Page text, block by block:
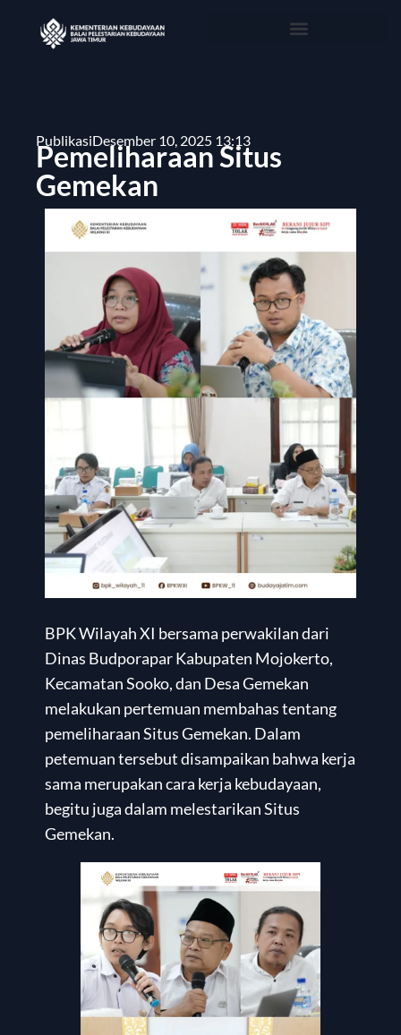
PublikasiDesember 10, 2025 13:13
Pemeliharaan Situs
Gemekan
BPK Wilayah XI bersama perwakilan dari
Dinas Budporapar Kabupaten Mojokerto,
Kecamatan Sooko, dan Desa Gemekan
melakukan pertemuan membahas tentang
pemeliharaan Situs Gemekan. Dalam
petemuan tersebut disampaikan bahwa kerja
sama merupakan cara kerja kebudayaan,
begitu juga dalam melestarikan Situs
Gemekan.